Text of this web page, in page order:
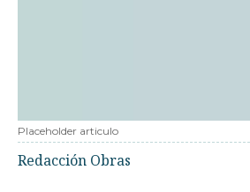
Placeholder articulo
Redacción Obras